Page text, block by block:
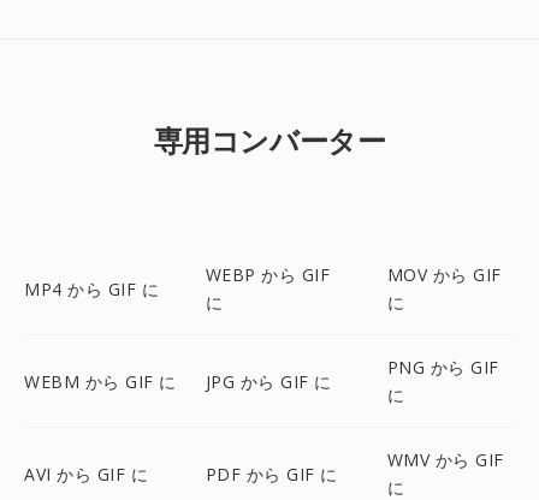
専用コンバーター
MP4 から GIF に
WEBP から GIF
に
MOV から GIF
に
WEBM から GIF に JPG から GIF に
PNG から GIF
に
AVI から GIF に PDF から GIF に
WMV から GIF
に